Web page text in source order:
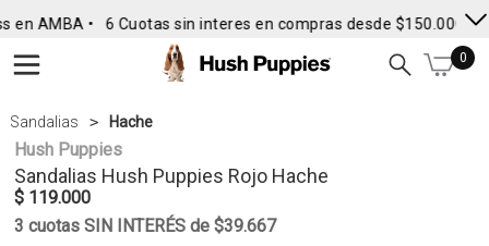
en AMBA • 6 Cuotas sin interes en compras desde $150.000 •
0
Sandalias Hache
Hush Puppies
Sandalias Hush Puppies Rojo Hache
$ 119.000
3 cuotas SIN INTERÉS de $39.667